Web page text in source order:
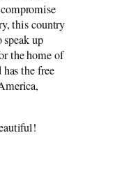
this country
up
the home of
the free